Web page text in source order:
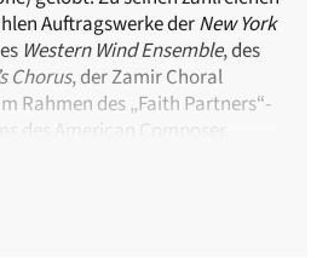
Auftragswerke derNew York
Western Wind Ensemble, des
Chorus, der Zamir Choral
Rahmen des „Faith Partners“-
des American Composer
a Pencil for Me“, die auf
aus einem